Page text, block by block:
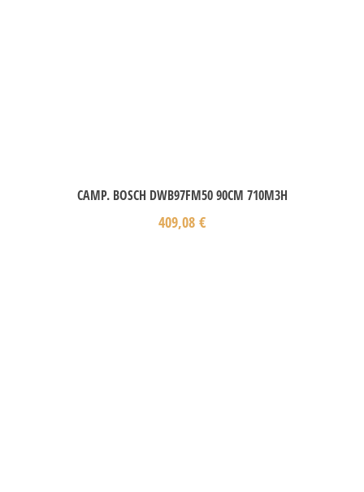
CAMP. BOSCH DWB97FM50 90CM 710M3H
409,08 €